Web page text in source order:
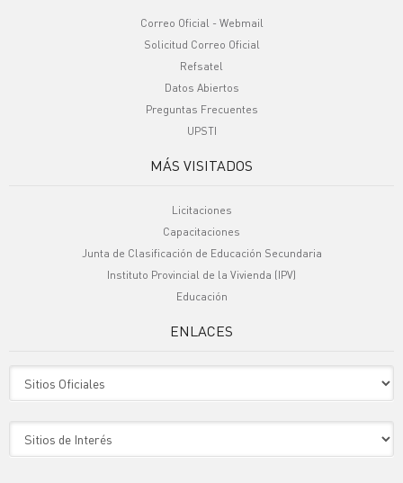
Correo Oficial - Webmail
Solicitud Correo Oficial
Refsatel
Datos Abiertos
Preguntas Frecuentes
UPSTI
MÁS VISITADOS
Licitaciones
Capacitaciones
Junta de Clasificación de Educación Secundaria
Instituto Provincial de la Vivienda (IPV)
Educación
ENLACES